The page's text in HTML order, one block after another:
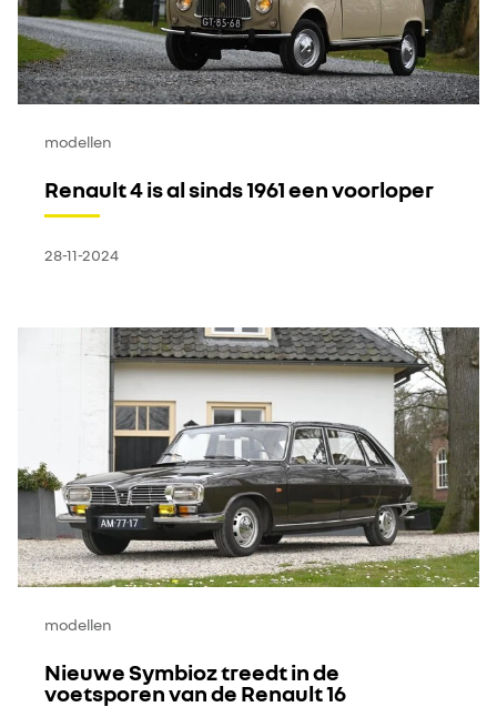
modellen
Renault 4 is al sinds 1961 een voorloper
28-11-2024
modellen
Nieuwe Symbioz treedt in de
voetsporen van de Renault 16